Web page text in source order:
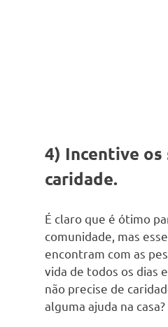
4) Incentive os
caridade.
É claro que é ótimo
comunidade, mas
encontram com as
vida de todos os dias
não precise de
alguma ajuda na casa?